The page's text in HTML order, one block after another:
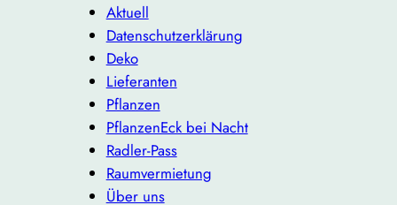
Aktuell
Datenschutzerklärung
Deko
Lieferanten
Pflanzen
PflanzenEck bei Nacht
Radler-Pass
Raumvermietung
Über uns